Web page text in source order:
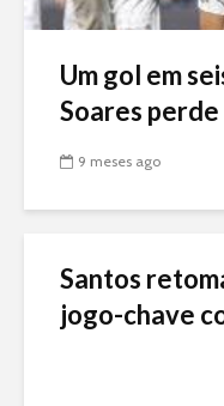
Um gol em
Soares
9 meses ago
Santos
jogo-chave